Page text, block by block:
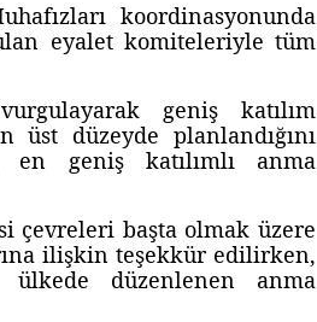
koordinasyonunda
eyalet komiteleriyle tüm
geniş katılım
düzeyde planlandığını
en geniş katılımlı anma
çevreleri başta olmak üzere
ilişkin teşekkür edilirken,
düzenlenen anma